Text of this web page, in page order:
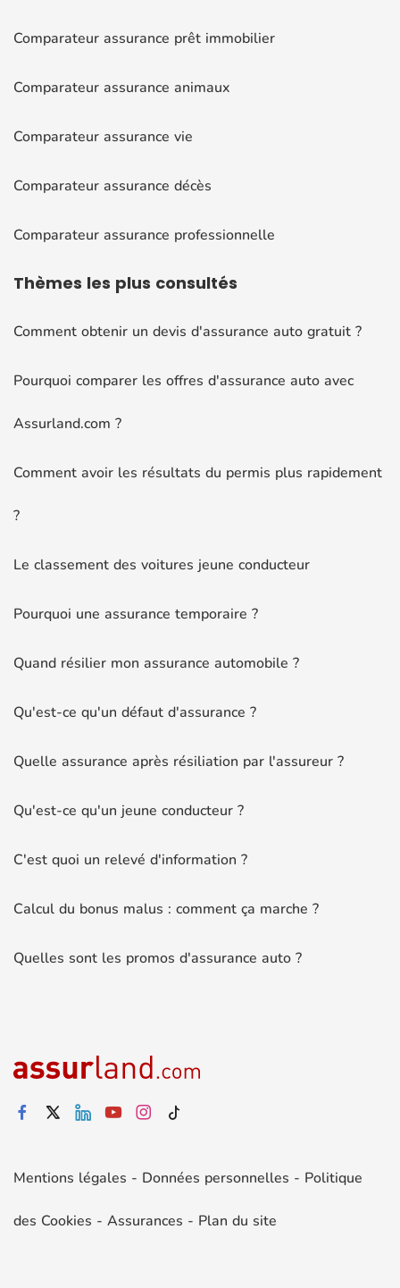
Comparateur assurance prêt immobilier
Comparateur assurance animaux
Comparateur assurance vie
Comparateur assurance décès
Comparateur assurance professionnelle
Thèmes les plus consultés
Comment obtenir un devis d'assurance auto gratuit ?
Pourquoi comparer les offres d'assurance auto avec
Assurland.com ?
Comment avoir les résultats du permis plus rapidement
?
Le classement des voitures jeune conducteur
Pourquoi une assurance temporaire ?
Quand résilier mon assurance automobile ?
Qu'est-ce qu'un défaut d'assurance ?
Quelle assurance après résiliation par l'assureur ?
Qu'est-ce qu'un jeune conducteur ?
C'est quoi un relevé d'information ?
Calcul du bonus malus : comment ça marche ?
Quelles sont les promos d'assurance auto ?
Mentions légales - Données personnelles - Politique
des Cookies - Assurances - Plan du site